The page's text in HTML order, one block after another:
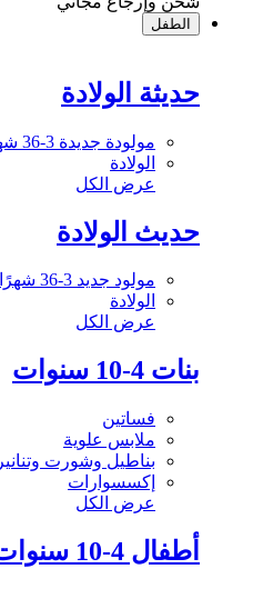
الطفل
حديثة الولادة
مولودة جديدة 3-36 شهرًا
الولادة
عرض الكل
حديث الولادة
مولود جديد 3-36 شهرًا
الولادة
عرض الكل
بنات 4-10 سنوات
فساتين
ملابس علوية
بناطيل وشورت وتنانير
إكسسوارات
عرض الكل
أطفال 4-10 سنوات